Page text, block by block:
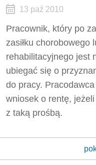
13 paź 2010
Pracownik, który po
zasiłku chorobowego
rehabilitacyjnego jest
ubiegać się o
do pracy.
wniosek o rentę,
z taką prośbą.